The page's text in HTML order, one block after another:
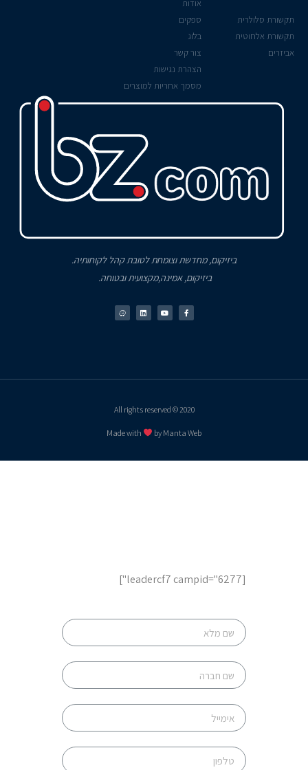
תקשורת סלולרית
תקשורת אלחוטית
אביזרים
אודות
ספקים
בלוג
צור קשר
הצהרת נגישות
מסמך אחריות למוצרים
ביזיקום, מחדשת וצומחת לטובת קהל לקוחותיה.
ביזיקום, אמינה,מקצועית ובטוחה.
2020 © All rights reserved
Made with by Manta Web
[leadercf7 campid="6277"]